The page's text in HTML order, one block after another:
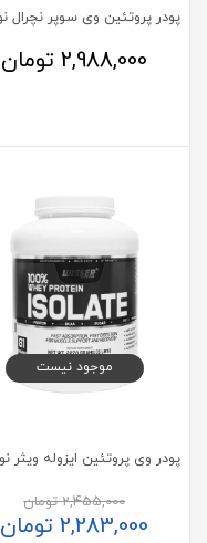
2,988,000تومان
موجود نیست
2,455,000تومان
2,283,000تومان